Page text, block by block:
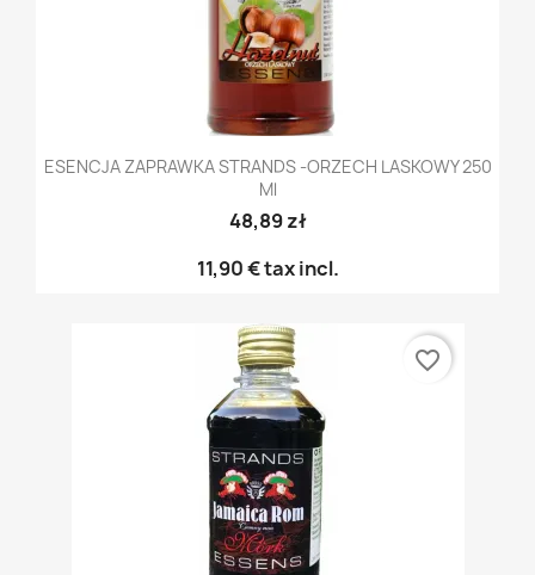
ESENCJA ZAPRAWKA STRANDS -ORZECH LASKOWY 250
Ml
48,89 zł
11,90 €tax incl.
favorite_border